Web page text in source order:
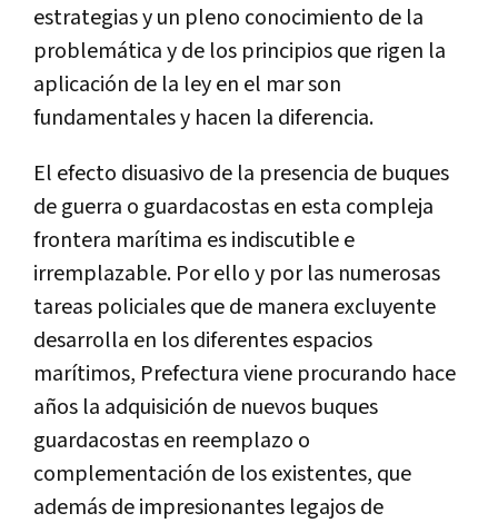
estrategias y un pleno conocimiento de la
problemática y de los principios que rigen la
aplicación de la ley en el mar son
fundamentales y hacen la diferencia.
El efecto disuasivo de la presencia de buques
de guerra o guardacostas en esta compleja
frontera marítima es indiscutible e
irremplazable. Por ello y por las numerosas
tareas policiales que de manera excluyente
desarrolla en los diferentes espacios
marítimos, Prefectura viene procurando hace
años la adquisición de nuevos buques
guardacostas en reemplazo o
complementación de los existentes, que
además de impresionantes legajos de